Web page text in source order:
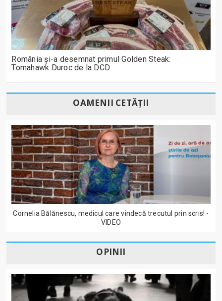
România și-a desemnat primul Golden Steak:
Tomahawk Duroc de la DCD
OAMENII CETĂȚII
Cornelia Bălănescu, medicul care vindecă trecutul prin scris! -
VIDEO
OPINII